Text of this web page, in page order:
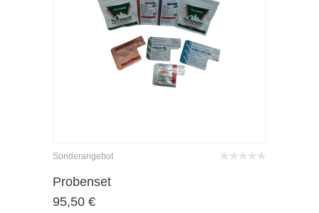
Sonderangebot
Probenset
95,50 €